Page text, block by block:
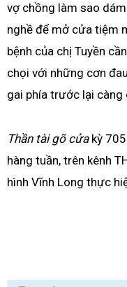
vợ chồng làm sao
nghề để mở cửa tiệm
bệnh của chị Tuyền
chọi với những cơn
gai phía trước lại càng
Thần tài gõ cửakỳ 705
hàng tuần, trên kênh
hình Vĩnh Long thực